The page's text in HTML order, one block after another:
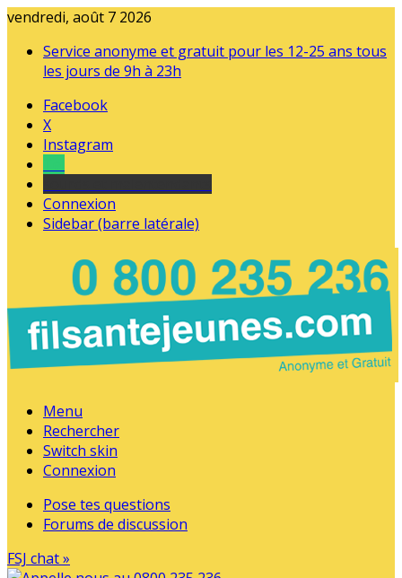
vendredi, août 7 2026
Service anonyme et gratuit pour les 12-25 ans tous
les jours de 9h à 23h
Facebook
X
Instagram
Connexion
Sidebar (barre latérale)
Menu
Rechercher
Switch skin
Connexion
Pose tes questions
Forums de discussion
FSJ chat »